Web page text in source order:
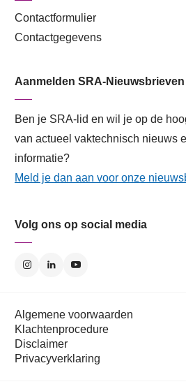
Contactformulier
Contactgegevens
Aanmelden SRA-Nieuwsbrieven
Ben je SRA-lid en wil je op de
van actueel vaktechnisch nieuws
informatie?
Meld je dan aan voor onze
Volg ons op social media
Algemene voorwaarden
Klachtenprocedure
Disclaimer
Privacyverklaring